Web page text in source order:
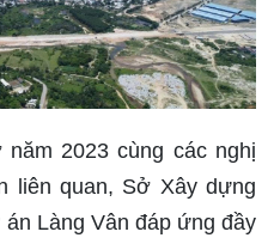
2023 cùng các nghị
liên quan, Sở Xây dựng
Làng Vân đáp ứng đầy